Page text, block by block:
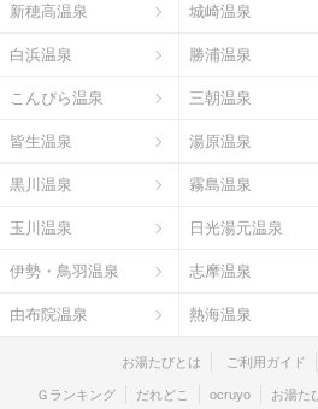
新穂高温泉 城崎温泉
白浜温泉 勝浦温泉
こんぴら温泉 三朝温泉
皆生温泉 湯原温泉
黒川温泉 霧島温泉
玉川温泉 日光湯元温泉
伊勢・鳥羽温泉 志摩温泉
由布院温泉 熱海温泉
お湯たびとは ご利用ガイド
Ｇランキング だれどこ ocruyo お湯た